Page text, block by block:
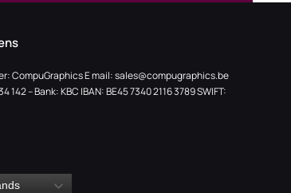
CompuGraphics E mail:sales@compugraphics.be
142 – Bank: KBC IBAN: BE45 7340 2116 3789 SWIFT: